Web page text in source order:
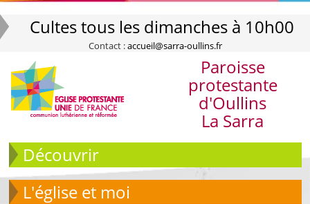
Cultes tous les dimanches à 10h00
Contact :accueil@sarra-oullins.fr
Paroisse
protestante
d'Oullins
La Sarra
Découvrir
L'église et moi